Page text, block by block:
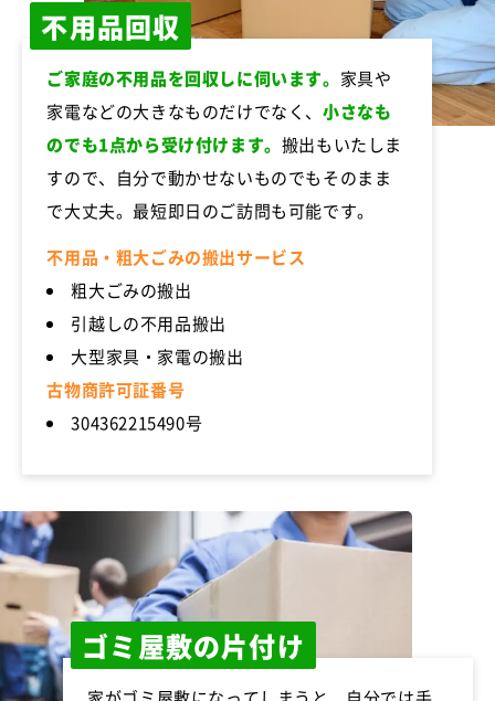
不用品回収
ご家庭の不用品を回収しに伺います。 家具や
家電などの大きなものだけでなく、小さなも
のでも1点から受け付けます。 搬出もいたしま
すので、自分で動かせないものでもそのまま
で大丈夫。最短即日のご訪問も可能です。
不用品・粗大ごみの搬出サービス
粗大ごみの搬出
引越しの不用品搬出
大型家具・家電の搬出
古物商許可証番号
304362215490号
ゴミ屋敷の片付け